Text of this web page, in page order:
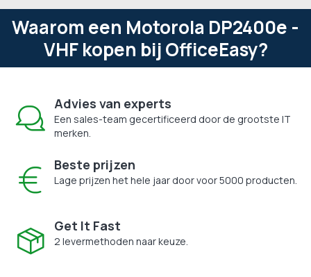
Waarom een Motorola DP2400e -
VHF kopen bij OfficeEasy?
Advies van experts
Een sales-team gecertificeerd door de grootste IT
merken.
Beste prijzen
Lage prijzen het hele jaar door voor 5000 producten.
Get It Fast
2 levermethoden naar keuze.